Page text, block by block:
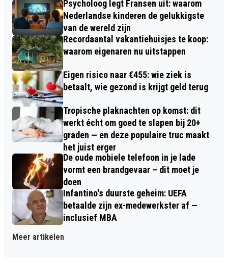
Psycholoog legt Fransen uit: waarom
Nederlandse kinderen de gelukkigste
van de wereld zijn
Recordaantal vakantiehuisjes te koop:
waarom eigenaren nu uitstappen
Eigen risico naar €455: wie ziek is
betaalt, wie gezond is krijgt geld terug
Tropische plaknachten op komst: dit
werkt écht om goed te slapen bij 20+
graden — en deze populaire truc maakt
het juist erger
De oude mobiele telefoon in je lade
vormt een brandgevaar – dit moet je
doen
Infantino's duurste geheim: UEFA
betaalde zijn ex-medewerkster af —
inclusief MBA
Meer artikelen